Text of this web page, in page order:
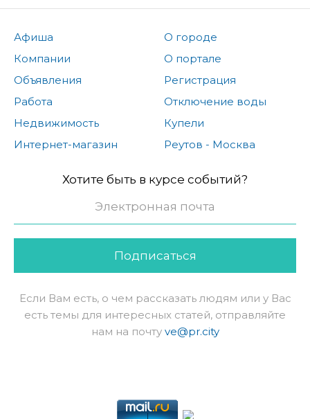
Афиша
Компании
Объявления
Работа
Недвижимость
Интернет-магазин
О городе
О портале
Регистрация
Отключение воды
Купели
Реутов - Москва
Хотите быть в курсе событий?
Подписаться
Если Вам есть, о чем рассказать людям или у Вас
есть темы для интересных статей, отправляйте
нам на почту ve@pr.city